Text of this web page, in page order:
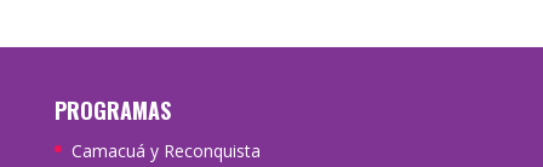
PROGRAMAS
Camacuá y Reconquista